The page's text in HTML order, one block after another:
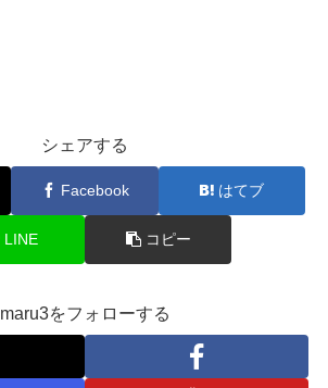
シェアする
Facebook はてブ
LINE コピー
maru3をフォローする